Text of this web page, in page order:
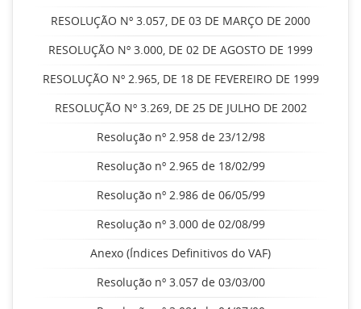
RESOLUÇÃO Nº 3.057, DE 03 DE MARÇO DE 2000
RESOLUÇÃO Nº 3.000, DE 02 DE AGOSTO DE 1999
RESOLUÇÃO Nº 2.965, DE 18 DE FEVEREIRO DE 1999
RESOLUÇÃO Nº 3.269, DE 25 DE JULHO DE 2002
Resolução nº 2.958 de 23/12/98
Resolução nº 2.965 de 18/02/99
Resolução nº 2.986 de 06/05/99
Resolução nº 3.000 de 02/08/99
Anexo (Índices Definitivos do VAF)
Resolução nº 3.057 de 03/03/00